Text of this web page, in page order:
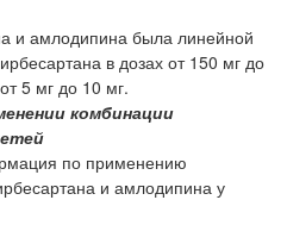
и амлодипина была линейной
в дозах от 150 мг до
5 мг до 10 мг.
комбинации
по применению
и амлодипина у